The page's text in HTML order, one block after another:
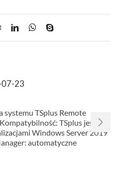
07-23
systemu TSplus Remote
TSplus jest
Windows Server 2019
automatyczne